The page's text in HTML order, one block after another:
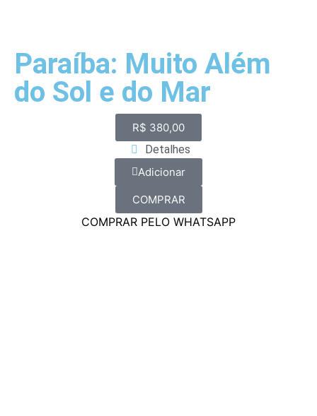
Paraíba: Muito Além
do Sol e do Mar
R$ 380,00
Detalhes
Adicionar
COMPRAR
COMPRAR PELO WHATSAPP